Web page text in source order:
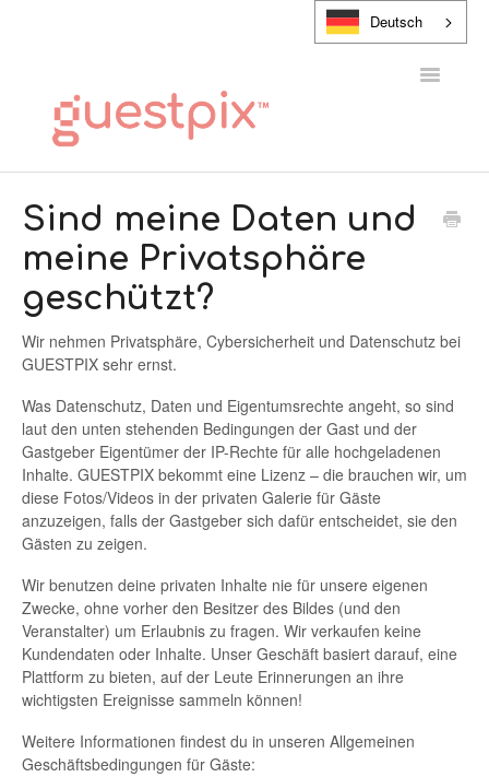
Deutsch
KONTAKT
Sind meine Daten und
meine Privatsphäre
geschützt?
Wir nehmen Privatsphäre, Cybersicherheit und Datenschutz bei
GUESTPIX sehr ernst.
Was Datenschutz, Daten und Eigentumsrechte angeht, so sind
laut den unten stehenden Bedingungen der Gast und der
Gastgeber Eigentümer der IP-Rechte für alle hochgeladenen
Inhalte. GUESTPIX bekommt eine Lizenz – die brauchen wir, um
diese Fotos/Videos in der privaten Galerie für Gäste
anzuzeigen, falls der Gastgeber sich dafür entscheidet, sie den
Gästen zu zeigen.
Wir benutzen deine privaten Inhalte nie für unsere eigenen
Zwecke, ohne vorher den Besitzer des Bildes (und den
Veranstalter) um Erlaubnis zu fragen. Wir verkaufen keine
Kundendaten oder Inhalte. Unser Geschäft basiert darauf, eine
Plattform zu bieten, auf der Leute Erinnerungen an ihre
wichtigsten Ereignisse sammeln können!
Weitere Informationen findest du in unseren Allgemeinen
Geschäftsbedingungen für Gäste: